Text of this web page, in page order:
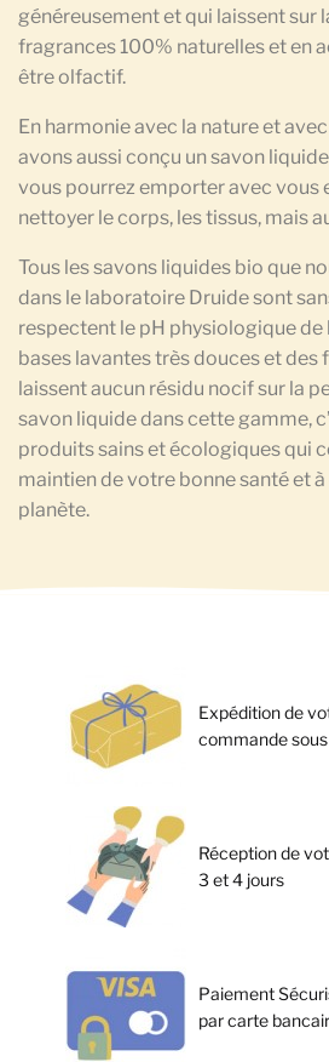
généreusement et qui laissent sur
fragrances 100% naturelles et en
être olfactif.
En harmonie avec la nature et
avons aussi conçu un savon
vous pourrez emporter avec vous
nettoyer le corps, les tissus, mais
Tous les savons liquides bio que
dans le laboratoire Druide sont
respectent le pH physiologique de
bases lavantes très douces et des
laissent aucun résidu nocif sur la
savon liquide dans cette gamme,
produits sains et écologiques qui
maintien de votre bonne santé et
planète.
Expédition de
commande
Réception de
3 et 4 jours
Paiement
par carte